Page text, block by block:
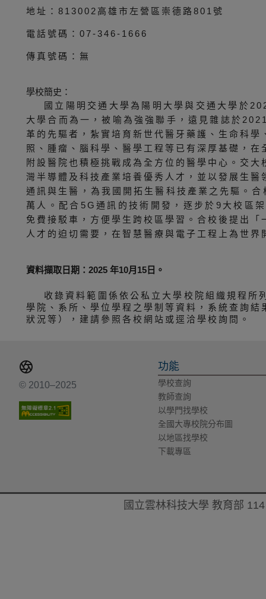
地址：813002高雄市左營區崇德路801號
電話號碼：07-346-1666
傳真號碼：無
學校簡史：
國立陽明交通大學為陽明大學與交通大學於
大學合而為一，被喻為強強聯手，遠見雜誌於
革的先驅者，紮實培育新世代醫牙藥護、生命科
照、腫瘤、腦科學、醫學工程等已有深厚基礎，
附設醫院也積極挑戰成為全方位的醫學中心。交
灣半導體及科技產業培養優秀人才，並以發展生
通訊與生醫，為我國開拓生醫科技產業之先驅。
萬人。配合5G通訊的技術開發，逐步於9大校區
免費接駁車，方便學生跨校區學習。合校後提出
人才的迫切需要，在智慧醫療與電子工程上為世界
資料擷取日期：2025 年10月15日。
收錄資料範圍係依公私立大學校院組織規程
學院、系所、學位學程之學制等資料，系統查詢
狀況等），建請參照各校網站或逕洽學校詢問。
© 2010–2025
功能
學校查詢
教師查詢
以學門找學校
全國大專校院分布圖
以地區找學校
下載專區
國立雲林科技大學 教育部